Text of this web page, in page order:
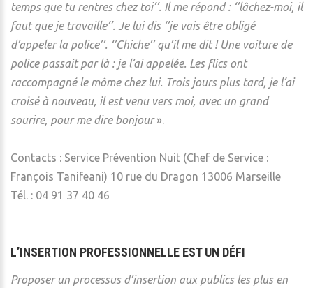
temps que tu rentres chez toi’’. Il me répond : ‘’lâchez-moi, il
faut que je travaille’’. Je lui dis ‘’je vais être obligé
d’appeler la police’’. ‘’Chiche’’ qu’il me dit ! Une voiture de
police passait par là : je l’ai appelée. Les flics ont
raccompagné le môme chez lui. Trois jours plus tard, je l’ai
croisé à nouveau, il est venu vers moi, avec un grand
sourire, pour me dire bonjour».
Contacts : Service Prévention Nuit (Chef de Service :
François Tanifeani) 10 rue du Dragon 13006 Marseille
Tél. : 04 91 37 40 46
L’INSERTION PROFESSIONNELLE EST UN DÉFI
Proposer un processus d’insertion aux publics les plus en